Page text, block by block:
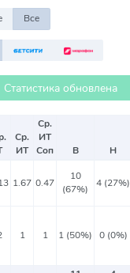
Все
Статистика обновлена
Ср.
ИТ
Ср.
ИТ
Соп
В Н
1.67 0.47
10
(67%)
4 (27%)
1 1 1 (50%) 0 (0%)